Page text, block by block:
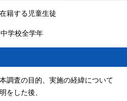
籍する児童生徒
学校全学年
調査の目的、実施の経緯について
をした後、